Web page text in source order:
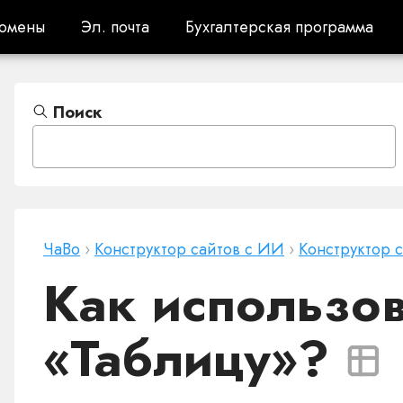
Эл. почта
Эл. почта Бухгалтерская программа
Бухгалтерская программа
Поиск
ЧаВо › Конструктор сайтов с ИИ › Конструктор
Как
«Таблицу»?